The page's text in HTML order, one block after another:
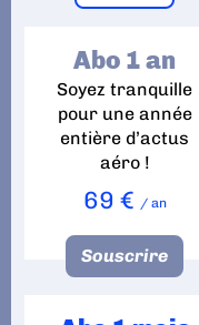
Abo 1 an
Soyez tranquille
pour une année
entière d’actus
aéro !
69 € / an
Souscrire